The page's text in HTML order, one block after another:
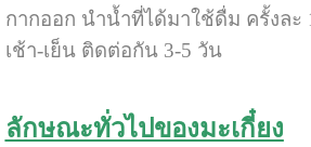
กากออก นำน้ำที่ได้มาใช้ดื่ม ครั้งละ
เช้า-เย็น ติดต่อกัน 3-5 วัน
ลักษณะทั่วไปของมะเกี๋ยง